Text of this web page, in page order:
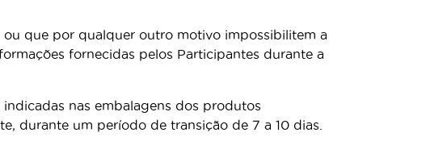
que por qualquer outro motivo impossibilitem a
fornecidas pelos Participantes durante a
nas embalagens dos produtos
durante um período de transição de 7 a 10 dias.